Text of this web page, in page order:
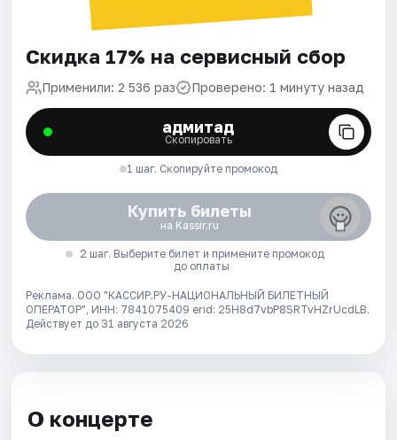
Скидка 17% на сервисный сбор
Применили: 2 536 раз Проверено: 1 минуту назад
адмитад
Скопировать
1 шаг. Скопируйте промокод
Купить билеты
на Kassir.ru
2 шаг. Выберите билет и примените промокод
до оплаты
Реклама. ООО "КАССИР.РУ-НАЦИОНАЛЬНЫЙ БИЛЕТНЫЙ
ОПЕРАТОР", ИНН: 7841075409 erid: 25H8d7vbP8SRTvHZrUcdLB.
Действует до 31 августа 2026
О концерте